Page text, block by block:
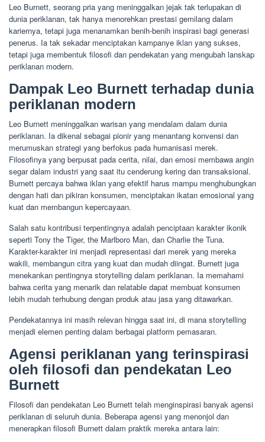
Leo Burnett, seorang pria yang meninggalkan jejak tak terlupakan di
dunia periklanan, tak hanya menorehkan prestasi gemilang dalam
kariernya, tetapi juga menanamkan benih-benih inspirasi bagi generasi
penerus. Ia tak sekadar menciptakan kampanye iklan yang sukses,
tetapi juga membentuk filosofi dan pendekatan yang mengubah lanskap
periklanan modern.
Dampak Leo Burnett terhadap dunia
periklanan modern
Leo Burnett meninggalkan warisan yang mendalam dalam dunia
periklanan. Ia dikenal sebagai pionir yang menantang konvensi dan
merumuskan strategi yang berfokus pada humanisasi merek.
Filosofinya yang berpusat pada cerita, nilai, dan emosi membawa angin
segar dalam industri yang saat itu cenderung kering dan transaksional.
Burnett percaya bahwa iklan yang efektif harus mampu menghubungkan
dengan hati dan pikiran konsumen, menciptakan ikatan emosional yang
kuat dan membangun kepercayaan.
Salah satu kontribusi terpentingnya adalah penciptaan karakter ikonik
seperti Tony the Tiger, the Marlboro Man, dan Charlie the Tuna.
Karakter-karakter ini menjadi representasi dari merek yang mereka
wakili, membangun citra yang kuat dan mudah diingat. Burnett juga
menekankan pentingnya storytelling dalam periklanan. Ia memahami
bahwa cerita yang menarik dan relatable dapat membuat konsumen
lebih mudah terhubung dengan produk atau jasa yang ditawarkan.
Pendekatannya ini masih relevan hingga saat ini, di mana storytelling
menjadi elemen penting dalam berbagai platform pemasaran.
Agensi periklanan yang terinspirasi
oleh filosofi dan pendekatan Leo
Burnett
Filosofi dan pendekatan Leo Burnett telah menginspirasi banyak agensi
periklanan di seluruh dunia. Beberapa agensi yang menonjol dan
menerapkan filosofi Burnett dalam praktik mereka antara lain: